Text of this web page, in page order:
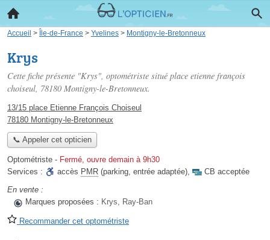
Accueil > Île-de-France > Yvelines > Montigny-le-Bretonneux
Krys
Cette fiche présente "Krys", optométriste situé place etienne françois
choiseul, 78180 Montigny-le-Bretonneux.
13/15 place Etienne François Choiseul
78180 Montigny-le-Bretonneux
📞 Appeler cet opticien
Optométriste - Fermé, ouvre demain à 9h30
Services :
accès PMR (parking, entrée adaptée),
CB acceptée
En vente :
Marques proposées : Krys, Ray-Ban
Recommander cet optométriste